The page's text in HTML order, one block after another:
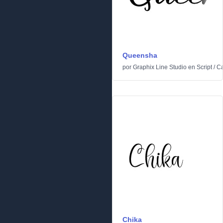
Queensha
por Graphix Line Studio en Script/
Chika